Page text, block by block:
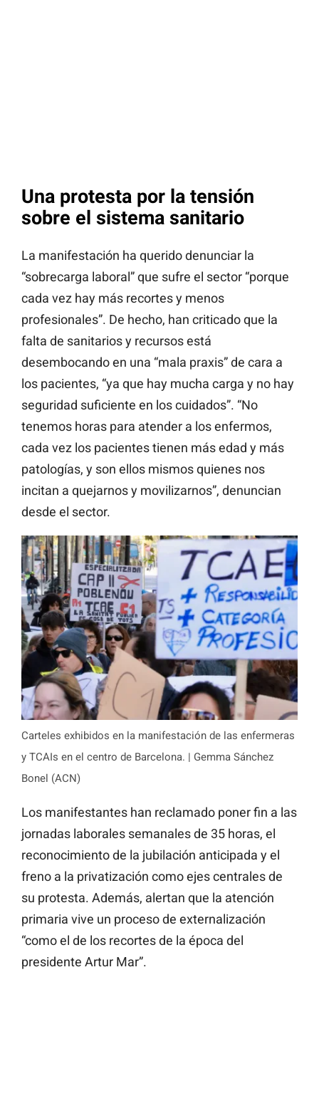
Una protesta por la tensión
sobre el sistema sanitario
La manifestación ha querido denunciar la
“sobrecarga laboral” que sufre el sector “porque
cada vez hay más recortes y menos
profesionales”. De hecho, han criticado que la
falta de sanitarios y recursos está
desembocando en una “mala praxis” de cara a
los pacientes, “ya que hay mucha carga y no hay
seguridad suficiente en los cuidados”. “No
tenemos horas para atender a los enfermos,
cada vez los pacientes tienen más edad y más
patologías, y son ellos mismos quienes nos
incitan a quejarnos y movilizarnos”, denuncian
desde el sector.
Carteles exhibidos en la manifestación de las enfermeras
y TCAIs en el centro de Barcelona. | Gemma Sánchez
Bonel (ACN)
Los manifestantes han reclamado poner fin a las
jornadas laborales semanales de 35 horas, el
reconocimiento de la jubilación anticipada y el
freno a la privatización como ejes centrales de
su protesta. Además, alertan que la atención
primaria vive un proceso de externalización
“como el de los recortes de la época del
presidente Artur Mar”.